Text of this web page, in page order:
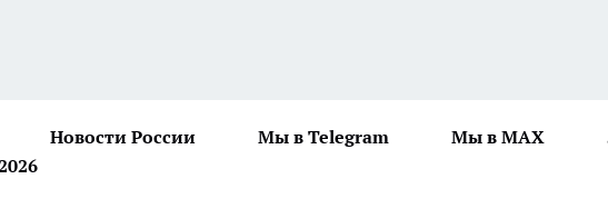
Новости России Мы в Telegram Мы в MAX